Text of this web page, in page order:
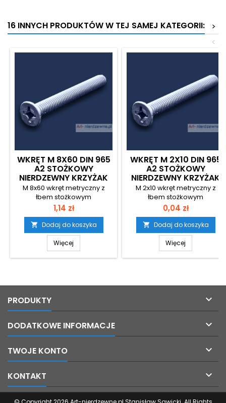
16 INNYCH PRODUKTÓW W TEJ SAMEJ KATEGORII:
>
<
WKRĘT M 8X60 DIN 965
A2 STOŻKOWY
NIERDZEWNY KRZYŻAK
M 8x60 wkręt metryczny z
łbem stożkowym
(wpuszczanym) i gniazdem
krzyżowym ze stali
nierdzewnej A2 Średnica
zewnętrzna łba: 14,5
Wysokość łba: 4
Cena
1,14 zł
 Dodaj do koszyka
Więcej
WKRĘT M 2X10 DIN 965
A2 STOŻKOWY
NIERDZEWNY KRZYŻAK
M 2x10 wkręt metryczny z
łbem stożkowym
(wpuszcznym) i gniazdem
krzyżowym ze stali
nierdzewnej A2 Średnica
zewnętrzna łba: 3,8
Wysokość łba: 1,2
Cena
0,04 zł
 Dodaj do koszyka
Więcej
PRODUKTY 
DODATKOWE INFORMACJE 
TWOJE KONTO 
KONTAKT 